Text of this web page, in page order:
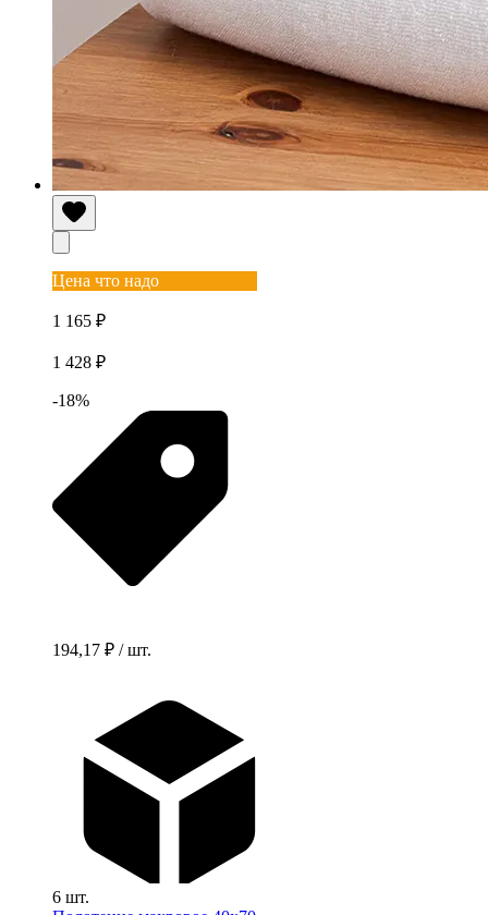
Цена что надо
1 165 ₽
1 428 ₽
-18%
194,17 ₽ / шт.
6 шт.